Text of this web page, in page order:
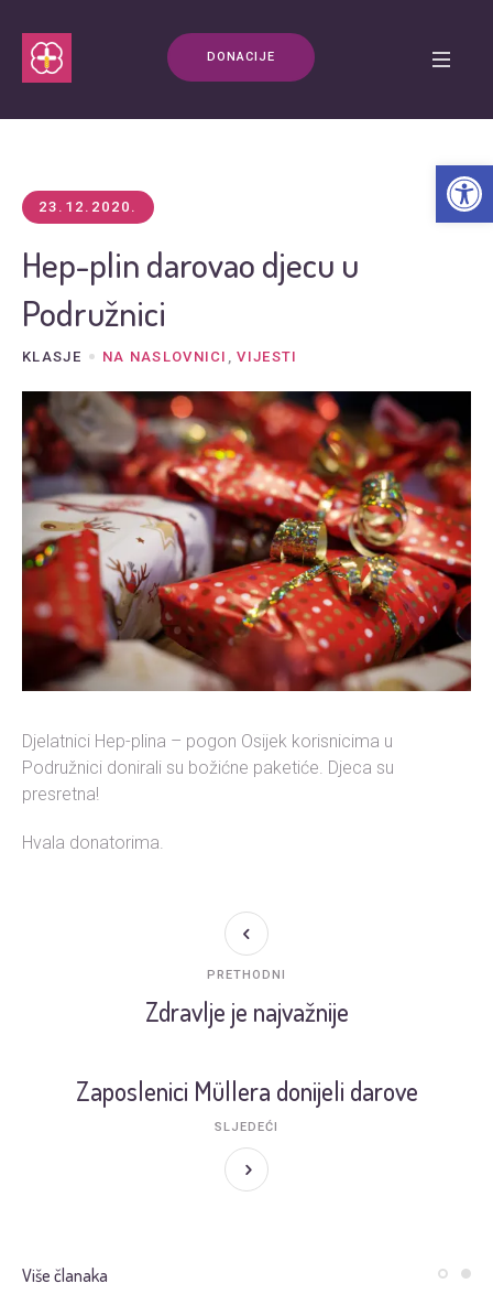
DONACIJE
23.12.2020.
Hep-plin darovao djecu u
Podružnici
KLASJE NA NASLOVNICI ,VIJESTI
Djelatnici Hep-plina – pogon Osijek korisnicima u
Podružnici donirali su božićne paketiće. Djeca su
presretna!
Hvala donatorima.
Zdravlje je najvažnije
PRETHODNI
Zaposlenici Müllera donijeli darove
SLJEDEĆI
Više članaka